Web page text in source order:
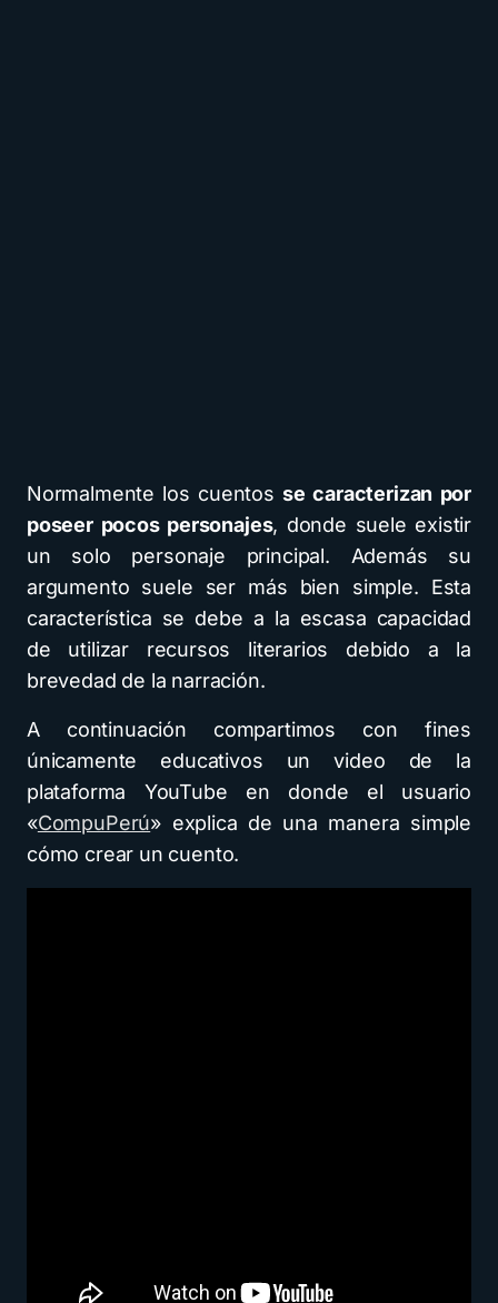
Normalmente los cuentosse caracterizan por
poseer pocos personajes, donde suele existir
un solo personaje principal. Además su
argumento suele ser más bien simple. Esta
característica se debe a la escasa capacidad
de utilizar recursos literarios debido a la
brevedad de la narración.
A continuación compartimos con fines
únicamente educativos un video de la
plataforma YouTube en donde el usuario
«CompuPerú» explica de una manera simple
cómo crear un cuento.